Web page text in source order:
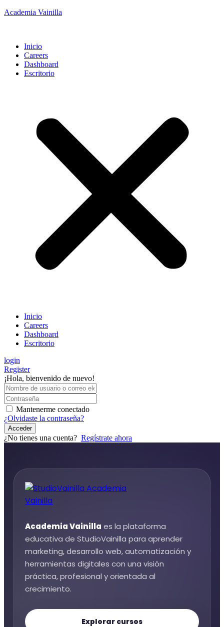
Academia Vainilla
Inicio
Careers
Dashboard
Escritorio
Inicio
Careers
Dashboard
Escritorio
login
Register
¡Hola, bienvenido de nuevo!
Mantenerme conectado
¿Olvidaste la contraseña?
Acceder
¿No tienes una cuenta? Regístrate ahora
Academia Vainilla es la plataforma
educativa de StudioVainilla para aprender
marketing, desarrollo web, automatización y
herramientas digitales con una visión
práctica, profesional y orientada al
crecimiento.
Explorar cursos